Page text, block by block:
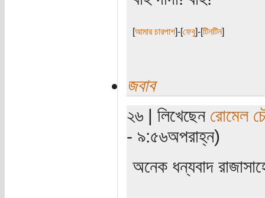
[আমার চারপাশ]-[ফেবু]-[টিনটিন]
জবাব
২৬ | লিখেছেন রোমেল
- ৯:৫৬অপরাহ্ন)
অনেক ধন্যবাদ